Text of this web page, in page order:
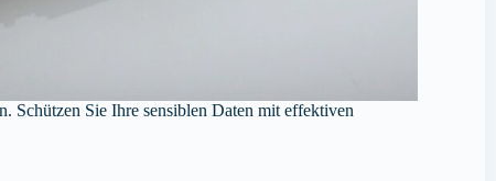
Schützen Sie Ihre sensiblen Daten mit effektiven